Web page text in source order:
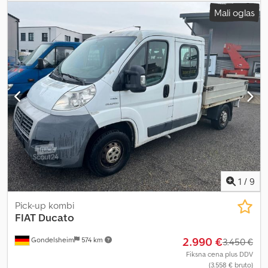
315/55R16 MPT | 100%
, velikost zadnje pnevmatike:315/55R16
MPT | 100%, obratovalna teža:2.000 kg , največja hitrost:
Oskrba z gumami (spredaj): 315/55R16 MPT, oskrba z gumami
(zadaj): 315/55R16 MPT, delovne ure: 200, prestave naprej: 1,
prestave nazaj: 1, primerno za (model): Unimog, tovornjak, Prva
registracija: 2023_____Goupil G 4 električno vozilo za najem. 50
km/h, kiper, Webasto dodatno gretje, litijeva baterija 13,8 kW/h,
nosilnost cca. 1.000 kg. Brezplačna dostava v krogu 100 km. Naslov
za prevzem: Donaustrasse 10, 94491 Hengersberg. Podrobnosti na
zahtevo. Lokacija skladišča: 93095 Hagelstadt. Cedeqkb A Ijpfx
Akreha
Mali oglas
1 / 9
Gondelsheim 574 km
Pick-up kombi
FIAT Ducato
2.990 €3.450 €
Fiksna cena plus DDV
(3.558 € bruto)